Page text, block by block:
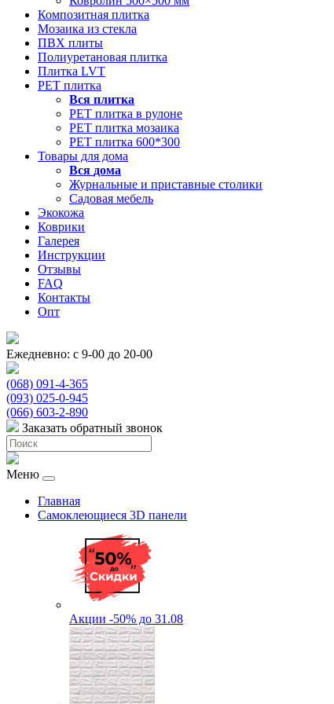
Композитная плитка
Мозаика из стекла
ПВХ плиты
Полиуретановая плитка
Плитка LVT
РЕТ плитка
Вся плитка
РЕТ плитка в рулоне
РЕТ плитка мозаика
РЕТ плитка 600*300
Товары для дома
Вся дома
Журнальные и приставные столики
Садовая мебель
Экокожа
Коврики
Галерея
Инструкции
Отзывы
FAQ
Контакты
Опт
Ежедневно: с 9-00 до 20-00
(068) 091-4-365
(093) 025-0-945
(066) 603-2-890
Заказать обратный звонок
Меню
Главная
Самоклеющиеся 3D панели
Акции -50% до 31.08